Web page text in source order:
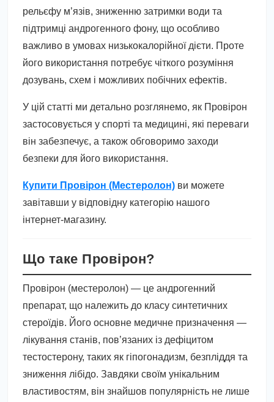
рельєфу м’язів, зниженню затримки води та
підтримці андрогенного фону, що особливо
важливо в умовах низькокалорійної дієти. Проте
його використання потребує чіткого розуміння
дозувань, схем і можливих побічних ефектів.
У цій статті ми детально розглянемо, як Провірон
застосовується у спорті та медицині, які переваги
він забезпечує, а також обговоримо заходи
безпеки для його використання.
Купити Провірон (Местеролон) ви можете
завітавши у відповідну категорію нашого
інтернет-магазину.
Що таке Провірон?
Провірон (местеролон) — це андрогенний
препарат, що належить до класу синтетичних
стероїдів. Його основне медичне призначення —
лікування станів, пов’язаних із дефіцитом
тестостерону, таких як гіпогонадизм, безпліддя та
зниження лібідо. Завдяки своїм унікальним
властивостям, він знайшов популярність не лише